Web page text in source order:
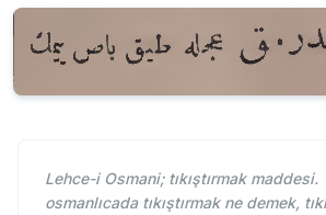
Lehce-i Osmani; tıkıştırmak maddesi.
osmanlıcada tıkıştırmak ne demek,